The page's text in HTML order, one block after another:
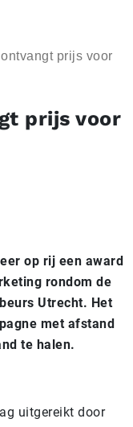
prijs voor
prijs voor
op rij een award
rondom de
Utrecht. Het
met afstand
te halen.
uitgereikt door